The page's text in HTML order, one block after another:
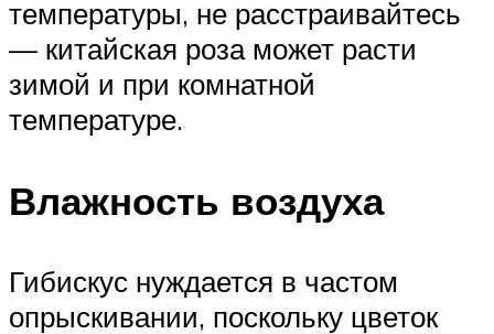
температуры, не расстраивайтесь
— китайская роза может расти
зимой и при комнатной
температуре.
Влажность воздуха
Гибискус нуждается в частом
опрыскивании, поскольку цветок